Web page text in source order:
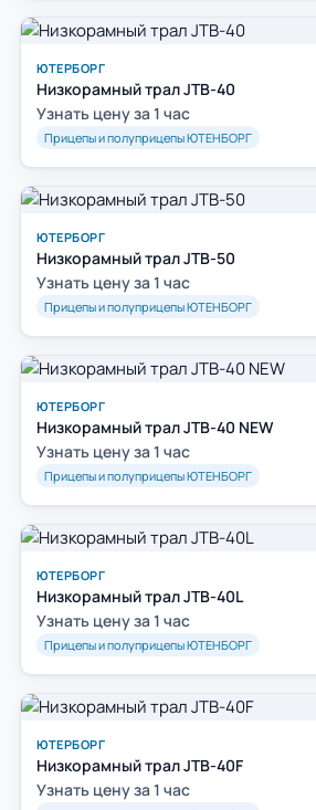
ЮТЕРБОРГ
Низкорамный трал JTB-40
Узнать цену за 1 час
Прицепы и полуприцепы ЮТЕНБОРГ
ЮТЕРБОРГ
Низкорамный трал JTB-50
Узнать цену за 1 час
Прицепы и полуприцепы ЮТЕНБОРГ
ЮТЕРБОРГ
Низкорамный трал JTB-40 NEW
Узнать цену за 1 час
Прицепы и полуприцепы ЮТЕНБОРГ
ЮТЕРБОРГ
Низкорамный трал JTB-40L
Узнать цену за 1 час
Прицепы и полуприцепы ЮТЕНБОРГ
ЮТЕРБОРГ
Низкорамный трал JTB-40F
Узнать цену за 1 час